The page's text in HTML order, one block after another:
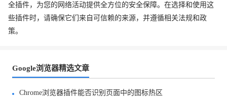
全插件，为您的网络活动提供全方位的安全保障。在选择和使用这
些插件时，请确保它们来自可信赖的来源，并遵循相关法规和政
策。
Google浏览器精选文章
Chrome浏览器插件能否识别页面中的图标热区